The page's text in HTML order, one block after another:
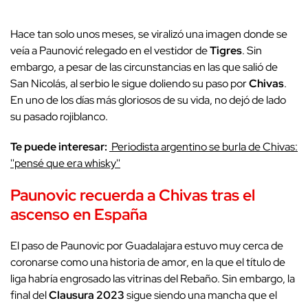
Hace tan solo unos meses, se viralizó una imagen donde se
veía a Paunović relegado en el vestidor deTigres. Sin
embargo, a pesar de las circunstancias en las que salió de
San Nicolás, al serbio le sigue doliendo su paso porChivas.
En uno de los días más gloriosos de su vida, no dejó de lado
su pasado rojiblanco.
Te puede interesar: Periodista argentino se burla de Chivas:
''pensé que era whisky''
Paunovic recuerda a Chivas tras el
ascenso en España
El paso de Paunovic por Guadalajara estuvo muy cerca de
coronarse como una historia de amor, en la que el título de
liga habría engrosado las vitrinas del Rebaño. Sin embargo, la
final delClausura 2023sigue siendo una mancha que el